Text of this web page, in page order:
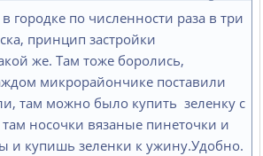
городке по численности раза в три
принцип застройки
же. Там тоже боролись,
микрорайончике поставили
там можно было купить зеленку с
носочки вязаные пинеточки и
и купишь зеленки к ужину.Удобно.